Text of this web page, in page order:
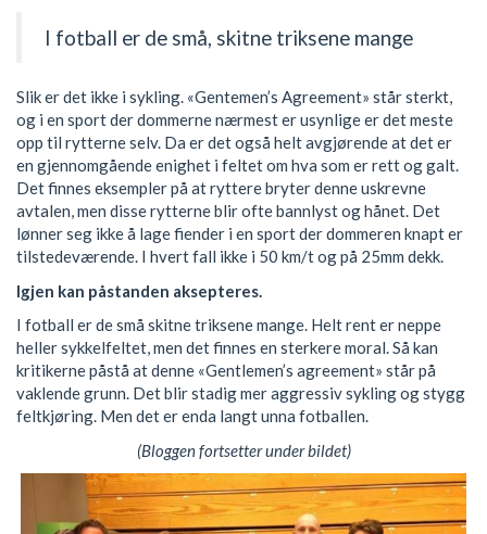
I fotball er de små, skitne triksene mange
Slik er det ikke i sykling. «Gentemen’s Agreement» står sterkt,
og i en sport der dommerne nærmest er usynlige er det meste
opp til rytterne selv. Da er det også helt avgjørende at det er
en gjennomgående enighet i feltet om hva som er rett og galt.
Det finnes eksempler på at ryttere bryter denne uskrevne
avtalen, men disse rytterne blir ofte bannlyst og hånet. Det
lønner seg ikke å lage fiender i en sport der dommeren knapt er
tilstedeværende. I hvert fall ikke i 50 km/t og på 25mm dekk.
Igjen kan påstanden aksepteres.
I fotball er de små skitne triksene mange. Helt rent er neppe
heller sykkelfeltet, men det finnes en sterkere moral. Så kan
kritikerne påstå at denne «Gentlemen’s agreement» står på
vaklende grunn. Det blir stadig mer aggressiv sykling og stygg
feltkjøring. Men det er enda langt unna fotballen.
(Bloggen fortsetter under bildet)